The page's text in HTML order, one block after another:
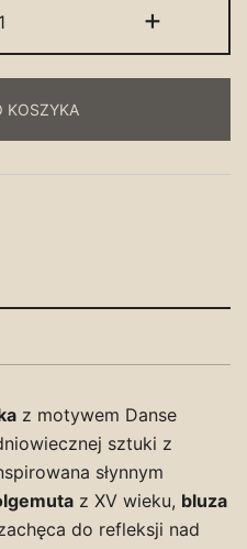
Bluza
MEMENTO
+
KOSZYKA
z motywem Danse
sztuki z
słynnym
z XV wieku, bluza
do refleksji nad